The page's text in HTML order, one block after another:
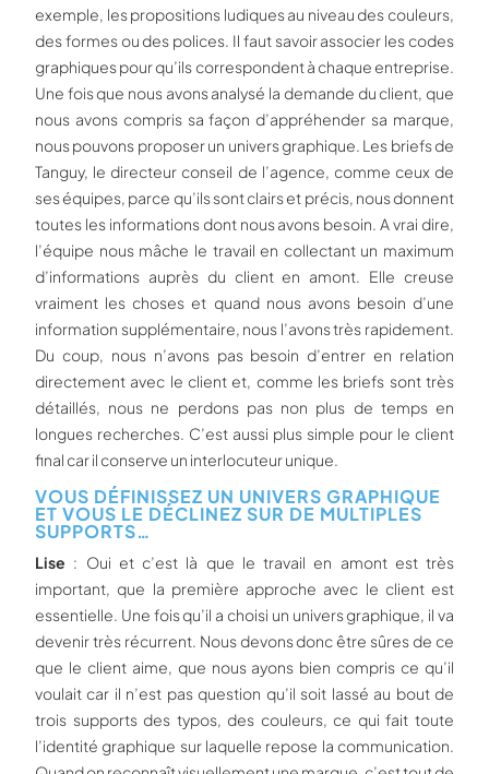
exemple, les propositions ludiques au niveau des couleurs,
des formes ou des polices. Il faut savoir associer les codes
graphiques pour qu’ils correspondent à chaque entreprise.
Une fois que nous avons analysé la demande du client, que
nous avons compris sa façon d’appréhender sa marque,
nous pouvons proposer un univers graphique. Les briefs de
Tanguy, le directeur conseil de l’agence, comme ceux de
ses équipes, parce qu’ils sont clairs et précis, nous donnent
toutes les informations dont nous avons besoin. A vrai dire,
l’équipe nous mâche le travail en collectant un maximum
d’informations auprès du client en amont. Elle creuse
vraiment les choses et quand nous avons besoin d’une
information supplémentaire, nous l’avons très rapidement.
Du coup, nous n’avons pas besoin d’entrer en relation
directement avec le client et, comme les briefs sont très
détaillés, nous ne perdons pas non plus de temps en
longues recherches. C’est aussi plus simple pour le client
final car il conserve un interlocuteur unique.
VOUS DÉFINISSEZ UN UNIVERS GRAPHIQUE
ET VOUS LE DÉCLINEZ SUR DE MULTIPLES
SUPPORTS…
Lise : Oui et c’est là que le travail en amont est très
important, que la première approche avec le client est
essentielle. Une fois qu’il a choisi un univers graphique, il va
devenir très récurrent. Nous devons donc être sûres de ce
que le client aime, que nous ayons bien compris ce qu’il
voulait car il n’est pas question qu’il soit lassé au bout de
trois supports des typos, des couleurs, ce qui fait toute
l’identité graphique sur laquelle repose la communication.